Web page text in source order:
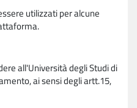
utilizzati per alcune
all'Università degli Studi di
ai sensi degli artt.15,